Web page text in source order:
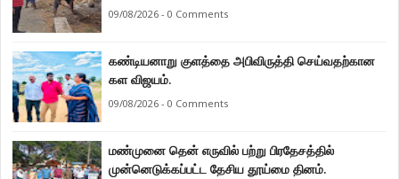
09/08/2026 - 0 Comments
கண்டியனாறு குளத்தை அபிவிருத்தி செய்வதற்கான
கள விஜயம்.
09/08/2026 - 0 Comments
மண்முனை தென் எருவில் பற்று பிரதேசத்தில்
முன்னெடுக்கப்பட்ட தேசிய தூய்மை தினம்.